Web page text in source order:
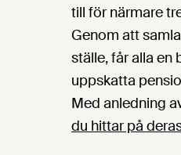
till för närmare
Genom att
ställe, får alla en
uppskatta
Med anledning
du hittar på